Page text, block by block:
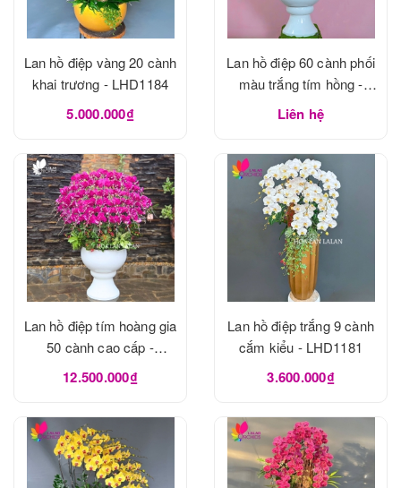
Lan hồ điệp vàng 20 cành
khai trương - LHD1184
5.000.000₫
Lan hồ điệp 60 cành phối
màu trắng tím hồng -
LHD1183
Liên hệ
Lan hồ điệp tím hoàng gia
50 cành cao cấp -
LHD1182
12.500.000₫
Lan hồ điệp trắng 9 cành
cắm kiểu - LHD1181
3.600.000₫